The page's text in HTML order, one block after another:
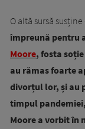
O altă sursă susține
împreună pentru
Moore, fosta
au rămas foarte
divorțul lor, și au
timpul
Moore a vorbit în